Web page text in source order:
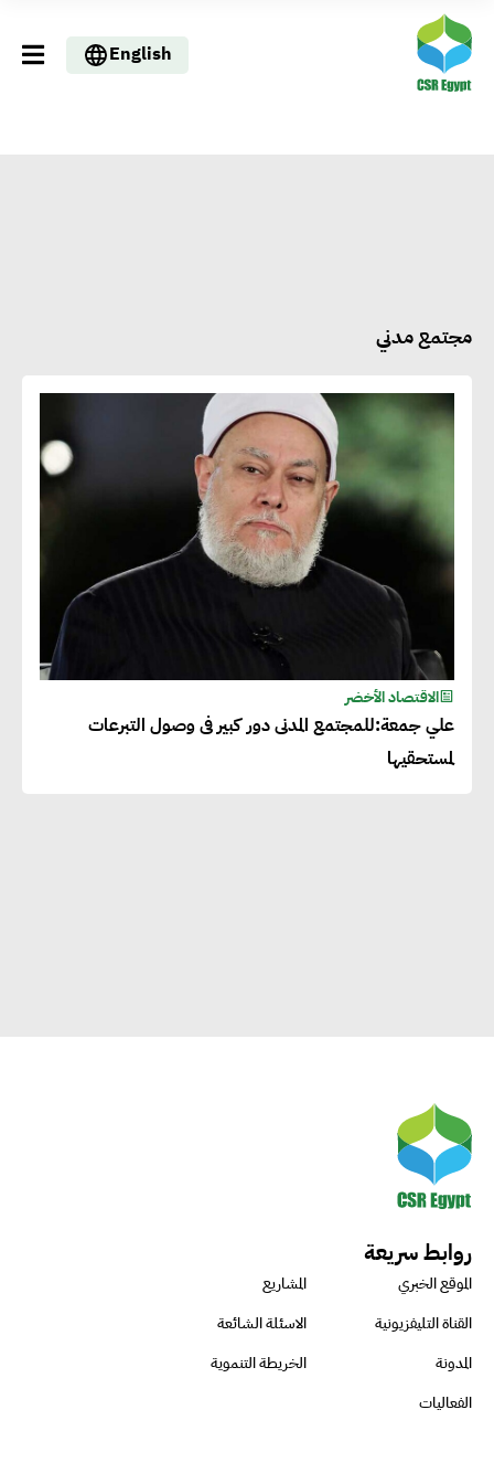
English
مجتمع مدني
الاقتصاد الأخضر
علي جمعة:للمجتمع المدنى دور كبير فى وصول التبرعات
لمستحقيها
روابط سريعة
الموقع الخبري
المشاريع
القناة التليفزيونية
الاسئلة الشائعة
المدونة
الخريطة التنموية
الفعاليات